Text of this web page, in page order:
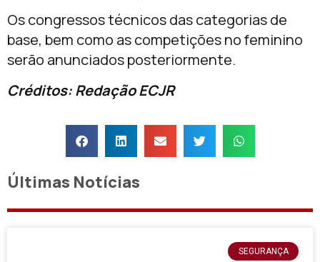
Os congressos técnicos das categorias de
base, bem como as competições no feminino
serão anunciados posteriormente.
Créditos: Redação ECJR
Últimas Notícias
SEGURANÇA